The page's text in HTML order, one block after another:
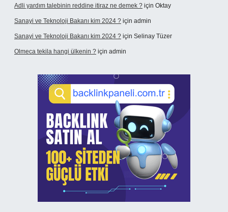
Adli yardım talebinin reddine itiraz ne demek ? için Oktay
Sanayi ve Teknoloji Bakanı kim 2024 ? için admin
Sanayi ve Teknoloji Bakanı kim 2024 ? için Selinay Tüzer
Olmeca tekila hangi ülkenin ? için admin